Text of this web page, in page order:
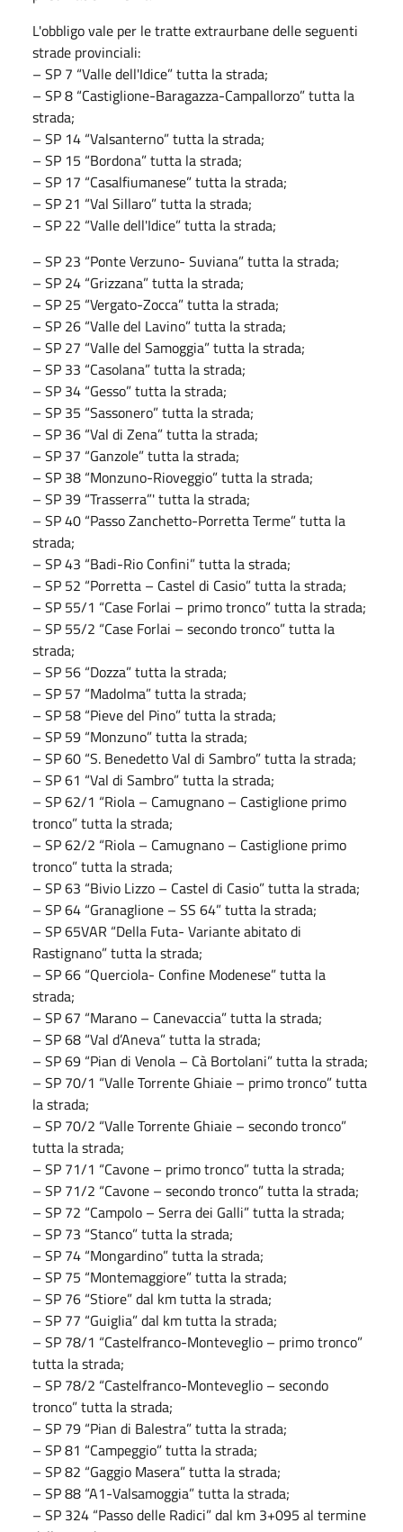
L'obbligo vale per le tratte extraurbane delle seguenti
strade provinciali:
– SP 7 “Valle dell'Idice” tutta la strada;
– SP 8 “Castiglione-Baragazza-Campallorzo” tutta la
strada;
– SP 14 “Valsanterno” tutta la strada;
– SP 15 “Bordona” tutta la strada;
– SP 17 “Casalfiumanese” tutta la strada;
– SP 21 “Val Sillaro” tutta la strada;
– SP 22 “Valle dell'Idice” tutta la strada;
– SP 23 “Ponte Verzuno- Suviana” tutta la strada;
– SP 24 “Grizzana” tutta la strada;
– SP 25 “Vergato-Zocca” tutta la strada;
– SP 26 “Valle del Lavino” tutta la strada;
– SP 27 “Valle del Samoggia” tutta la strada;
– SP 33 “Casolana” tutta la strada;
– SP 34 “Gesso” tutta la strada;
– SP 35 “Sassonero” tutta la strada;
– SP 36 “Val di Zena” tutta la strada;
– SP 37 “Ganzole” tutta la strada;
– SP 38 “Monzuno-Rioveggio” tutta la strada;
– SP 39 “Trasserra”' tutta la strada;
– SP 40 “Passo Zanchetto-Porretta Terme” tutta la
strada;
– SP 43 “Badi-Rio Confini” tutta la strada;
– SP 52 “Porretta – Castel di Casio” tutta la strada;
– SP 55/1 “Case Forlai – primo tronco” tutta la strada;
– SP 55/2 “Case Forlai – secondo tronco” tutta la
strada;
– SP 56 “Dozza” tutta la strada;
– SP 57 “Madolma” tutta la strada;
– SP 58 “Pieve del Pino” tutta la strada;
– SP 59 “Monzuno” tutta la strada;
– SP 60 “S. Benedetto Val di Sambro” tutta la strada;
– SP 61 “Val di Sambro” tutta la strada;
– SP 62/1 “Riola – Camugnano – Castiglione primo
tronco” tutta la strada;
– SP 62/2 “Riola – Camugnano – Castiglione primo
tronco” tutta la strada;
– SP 63 “Bivio Lizzo – Castel di Casio” tutta la strada;
– SP 64 “Granaglione – SS 64” tutta la strada;
– SP 65VAR “Della Futa- Variante abitato di
Rastignano” tutta la strada;
– SP 66 “Querciola- Confine Modenese” tutta la
strada;
– SP 67 “Marano – Canevaccia” tutta la strada;
– SP 68 “Val d’Aneva” tutta la strada;
– SP 69 “Pian di Venola – Cà Bortolani” tutta la strada;
– SP 70/1 “Valle Torrente Ghiaie – primo tronco” tutta
la strada;
– SP 70/2 “Valle Torrente Ghiaie – secondo tronco”
tutta la strada;
– SP 71/1 “Cavone – primo tronco” tutta la strada;
– SP 71/2 “Cavone – secondo tronco” tutta la strada;
– SP 72 “Campolo – Serra dei Galli” tutta la strada;
– SP 73 “Stanco” tutta la strada;
– SP 74 “Mongardino” tutta la strada;
– SP 75 “Montemaggiore” tutta la strada;
– SP 76 “Stiore” dal km tutta la strada;
– SP 77 “Guiglia” dal km tutta la strada;
– SP 78/1 “Castelfranco-Monteveglio – primo tronco”
tutta la strada;
– SP 78/2 “Castelfranco-Monteveglio – secondo
tronco” tutta la strada;
– SP 79 “Pian di Balestra” tutta la strada;
– SP 81 “Campeggio” tutta la strada;
– SP 82 “Gaggio Masera” tutta la strada;
– SP 88 “A1-Valsamoggia” tutta la strada;
– SP 324 “Passo delle Radici” dal km 3+095 al termine